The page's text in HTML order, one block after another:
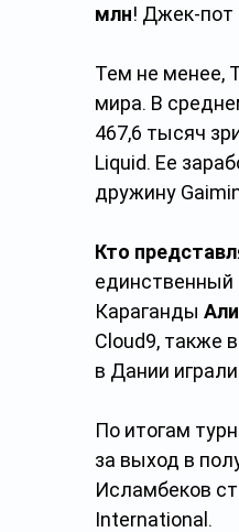
млн! Джек-пот
Тем не менее,
мира. В
467,6 тысяч
Liquid. Ее
дружину
Кто
единственный
Караганды
Cloud9, также
в Дании
По итогам
за выход в
Исламбеков
International.